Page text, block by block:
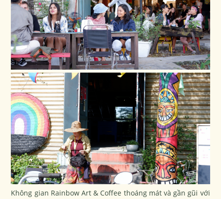
Không gian RainbowArt & Coffee thoáng mát và gần gũi với